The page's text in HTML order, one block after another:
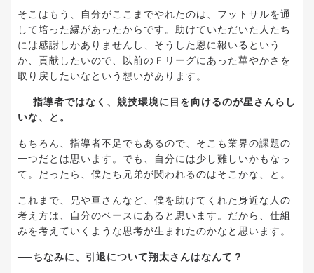
そこはもう、自分がここまでやれたのは、フットサルを通
して培った縁があったからです。助けていただいた人たち
には感謝しかありませんし、そうした恩に報いるという
か、貢献したいので、以前のＦリーグにあった華やかさを
取り戻したいなという想いがあります。
──指導者ではなく、競技環境に目を向けるのが星さんらし
いな、と。
もちろん、指導者不足でもあるので、そこも業界の課題の
一つだとは思います。でも、自分には少し難しいかもなっ
て。だったら、僕たち兄弟が関われるのはそこかな、と。
これまで、兄や亘さんなど、僕を助けてくれた身近な人の
考え方は、自分のベースにあると思います。だから、仕組
みを考えていくような思考が生まれたのかなと思います。
──ちなみに、引退について翔太さんはなんて？